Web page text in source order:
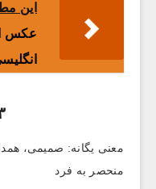
این
عکس
معنی یگانه: صمیمی،
منحصر به فرد